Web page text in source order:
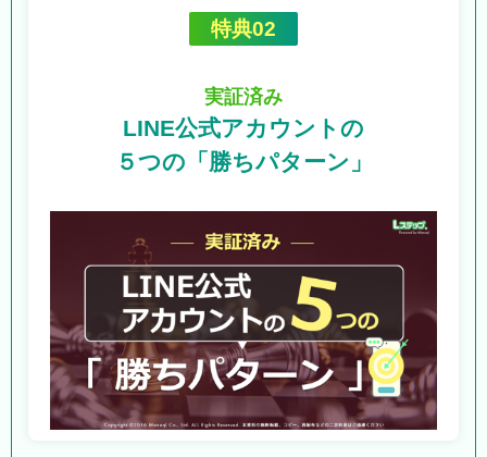
特典02
実証済み
LINE公式アカウントの
５つの「勝ちパターン」